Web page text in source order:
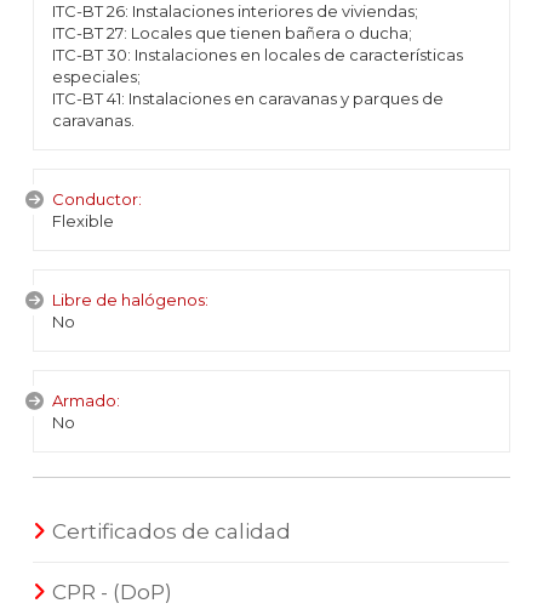
ITC-BT 26: Instalaciones interiores de viviendas;
ITC-BT 27: Locales que tienen bañera o ducha;
ITC-BT 30: Instalaciones en locales de características
especiales;
ITC-BT 41: Instalaciones en caravanas y parques de
caravanas.
Conductor:
Flexible
Libre de halógenos:
No
Armado:
No
Certificados de calidad
CPR - (DoP)